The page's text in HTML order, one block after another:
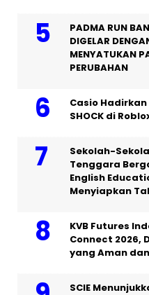
PADMA RUN
DIGELAR
MENYATUKAN
PERUBAHAN
Casio
SHOCK di
Sekolah-
Tenggara
English
Menyiapkan
KVB Futures
Connect 2026,
yang Aman
SCIE